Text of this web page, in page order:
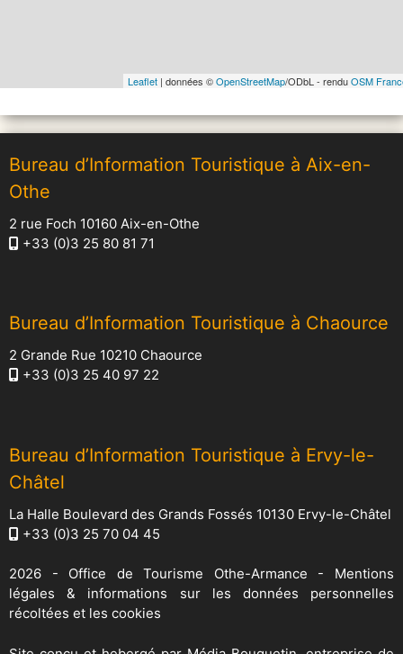
Leaflet | données ©OpenStreetMap/ODbL - renduOSM
Bureau d’Information Touristique à Aix-en-
Othe
2 rue Foch 10160 Aix-en-Othe
+33 (0)3 25 80 81 71
Bureau d’Information Touristique à Chaource
2 Grande Rue 10210 Chaource
+33 (0)3 25 40 97 22
Bureau d’Information Touristique à Ervy-le-
Châtel
La Halle Boulevard des Grands Fossés 10130 Ervy-le-Châtel
+33 (0)3 25 70 04 45
2026 - Office de Tourisme Othe-Armance - Mentions
légales & informations sur les données personnelles
récoltées et les cookies